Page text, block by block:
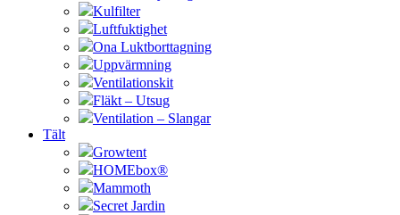
Kulfilter
Luftfuktighet
Ona Luktborttagning
Uppvärmning
Ventilationskit
Fläkt – Utsug
Ventilation – Slangar
Tält
Growtent
HOMEbox®
Mammoth
Secret Jardin